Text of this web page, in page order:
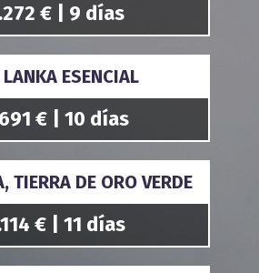
€ | 9 días
ESENCIAL
€ | 10 días
TIERRA DE ORO VERDE
€ | 11 días